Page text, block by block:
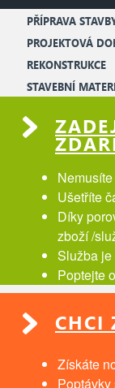
PŘÍPRAVA
PROJEKTOVÁ
REKONSTRUKCE
STAVEBNÍ
Ušetříte
Díky
zboží /
Služba
Poptejte
CHCI
Získáte